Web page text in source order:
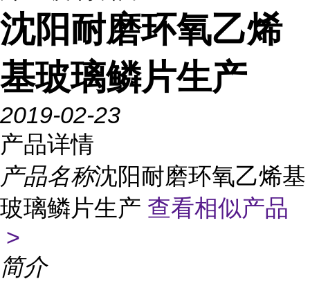
沈阳耐磨环氧乙烯
基玻璃鳞片生产
2019-02-23
产品详情
产品名称沈阳耐磨环氧乙烯基
玻璃鳞片生产 查看相似产品
>
简介